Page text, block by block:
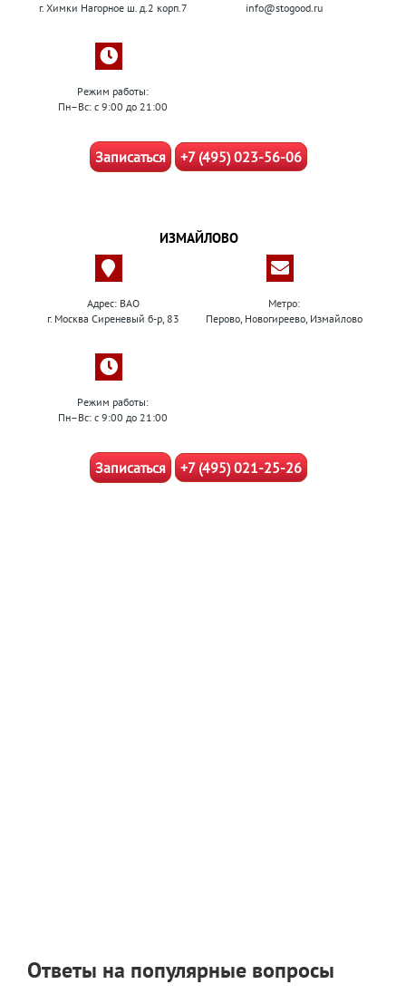
г. Химки Нагорное ш. д.2 корп.7 info@stogood.ru
Режим работы:
Пн–Вс: с 9:00 до 21:00
Записаться +7 (495) 023-56-06
ИЗМАЙЛОВО
Адрес: ВАО
г. Москва Сиреневый б-р, 83
Метро:
Перово, Новогиреево, Измайлово
Режим работы:
Пн–Вс: с 9:00 до 21:00
Записаться +7 (495) 021-25-26
Ответы на популярные вопросы